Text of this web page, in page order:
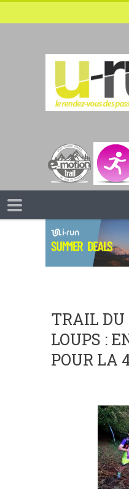
TRAIL DU
LOUPS :
POUR LA